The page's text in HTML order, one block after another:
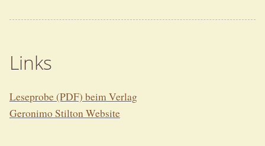
Links
Leseprobe (PDF) beim Verlag
Geronimo Stilton Website